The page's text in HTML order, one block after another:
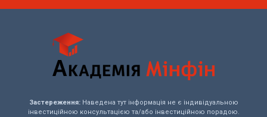
Застереження:Наведена тут інформація не є індивідуальною
інвестиційною консультацією та/або інвестиційною порадою.